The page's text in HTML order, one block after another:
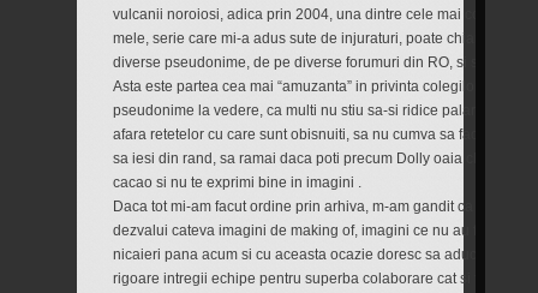
vulcanii noroiosi, adica prin 2004, una dintre cele mai
mele, serie care mi-a adus sute de injuraturi, poate chiar mii, de
diverse pseudonime, de pe diverse forumuri din RO, si specific
Asta este partea cea mai “amuzanta” in privinta colegilor nostrii
pseudonime la vedere, ca multi nu stiu sa-si ridice palaria cand
afara retetelor cu care sunt obisnuiti, sa nu cumva sa faci altfel
sa iesi din rand, sa ramai daca poti precum Dolly oaia clonata,
cacao si nu te exprimi bine in imagini .
Daca tot mi-am facut ordine prin arhiva, m-am gandit ca
dezvalui cateva imagini de making of, imagini ce nu au fost
nicaieri pana acum si cu aceasta ocazie doresc sa aduc iar
rigoare intregii echipe pentru superba colaborare cat si firmelor